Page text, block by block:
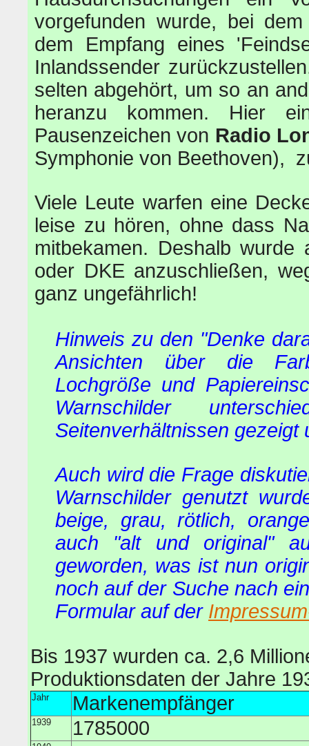
vorgefunden wurde, bei
dem Empfang eines
Inlandssender
selten abgehört, um so an
heranzu kommen. Hier
Pausenzeichen von Radio
Symphonie von Beethoven),
Viele Leute warfen eine
leise zu hören, ohne dass
mitbekamen. Deshalb
oder DKE anzuschließen,
ganz ungefährlich!
Hinweis zu den "Denke
Ansichten über die
Lochgröße und
Warnschilder
Seitenverhältnissen gezeigt
Auch wird die Frage
Warnschilder genutzt
beige, grau, rötlich,
auch "alt und original"
geworden, was ist nun
noch auf der Suche nach
Formular auf der
Bis 1937 wurden ca. 2,6
Produktionsdaten der Jahre
Jahr Markenempfänger
1939 1785000